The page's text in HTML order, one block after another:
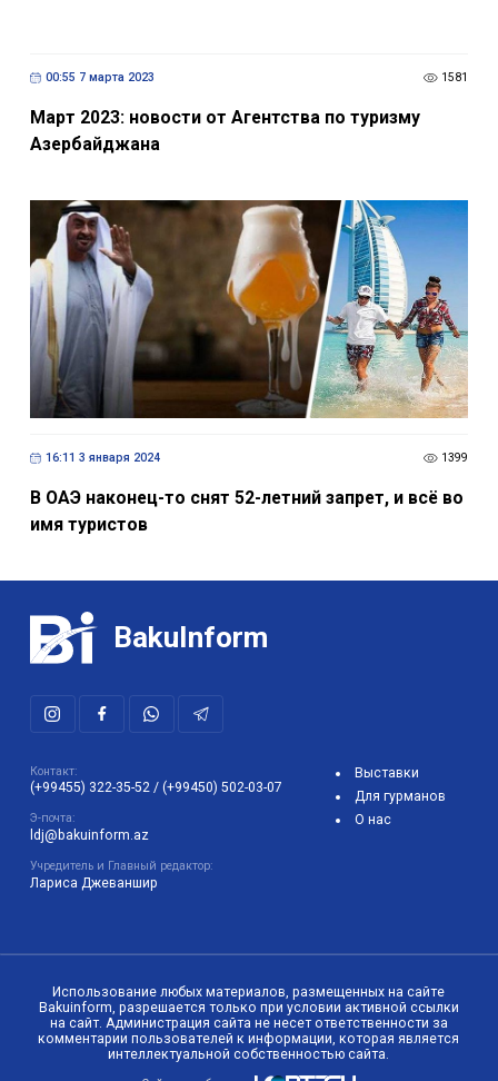
00:55 7 марта 2023 1581
Март 2023: новости от Агентства по туризму
Азербайджана
16:11 3 января 2024 1399
В ОАЭ наконец-то снят 52-летний запрет, и всё во
имя туристов
BakuInform
Контакт:
(+99455) 322-35-52/ (+99450) 502-03-07
Э-почта:
ldj@bakuinform.az
Учредитель и Главный редактор:
Лариса Джеваншир
Выставки
Для гурманов
О нас
Использование любых материалов, размещенных на сайте
Bakuinform, разрешается только при условии активной ссылки
на сайт. Администрация сайта не несет ответственности за
комментарии пользователей к информации, которая является
интеллектуальной собственностью сайта.